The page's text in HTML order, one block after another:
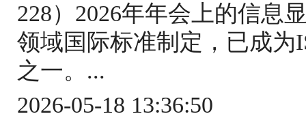
228）2026年年会上的信息
领域国际标准制定，已成为
之一。...
2026-05-18 13:36:50